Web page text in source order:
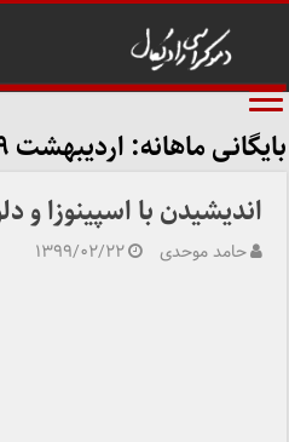
بایگانی ماهانه: اردیبهشت ۱۳۹۹
اندیشیدن با اسپینوزا و
حامد موحدی ۱۳۹۹/۰۲/۲۲